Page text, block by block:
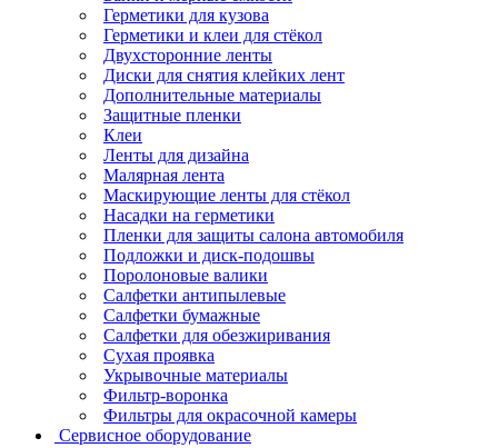
Герметики для кузова
Герметики и клеи для стёкол
Двухсторонние ленты
Диски для снятия клейких лент
Дополнительные материалы
Защитные пленки
Клеи
Ленты для дизайна
Малярная лента
Маскирующие ленты для стёкол
Насадки на герметики
Пленки для защиты салона автомобиля
Подложки и диск-подошвы
Поролоновые валики
Салфетки антипылевые
Салфетки бумажные
Салфетки для обезжиривания
Сухая проявка
Укрывочные материалы
Фильтр-воронка
Фильтры для окрасочной камеры
Сервисное оборудование